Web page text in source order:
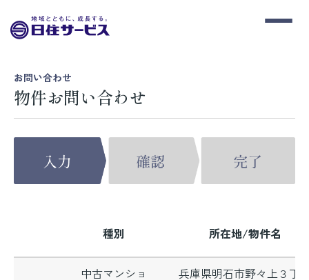
お問い合わせ
物件お問い合わせ
種別 所在地/物件名
中古マンショ
兵庫県明石市野々上３丁